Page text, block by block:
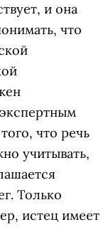
и она
что
что речь
учитывать,
Только
истец имеет